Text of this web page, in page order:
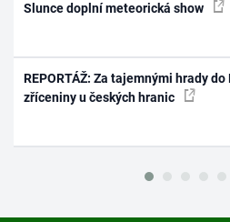
Slunce doplní meteorická show
REPORTÁŽ: Za tajemnými hrady
zříceniny u českých hranic